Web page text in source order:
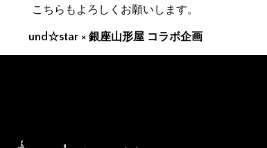
こちらもよろしくお願いします。
und☆star × 銀座山形屋 コラボ企画